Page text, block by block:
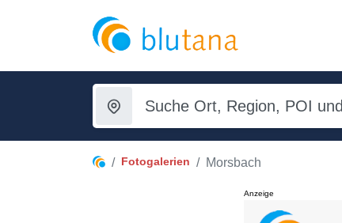
Fotogalerien Morsbach
Anzeige